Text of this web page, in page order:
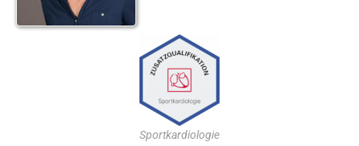
Sportkardiologie